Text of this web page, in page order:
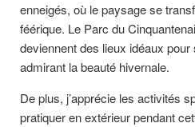
enneigés, où le paysage se
féérique. Le Parc du
deviennent des lieux idéaux
admirant la beauté hivernale.
De plus, j’apprécie les activités
pratiquer en extérieur pendant